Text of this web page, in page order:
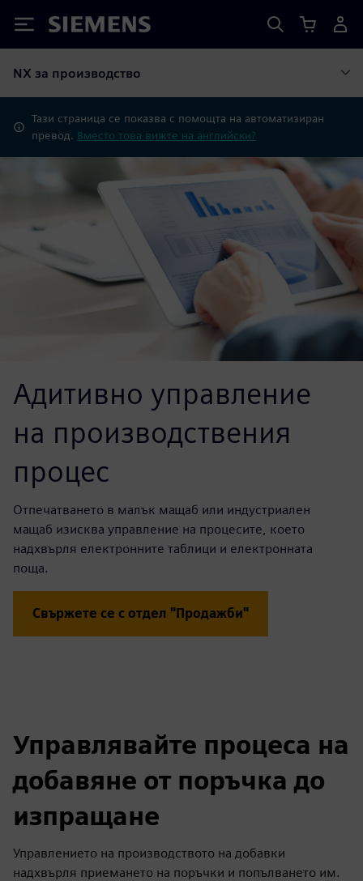
Siemens
NX за производство
Тази страница се показва с помощта на автоматизиран
превод. Вместо това вижте на английски?
Адитивно управление
на производствения
процес
Отпечатването в малък мащаб или индустриален
мащаб изисква управление на процесите, което
надхвърля електронните таблици и електронната
поща.
Свържете се с отдел "Продажби"
Управлявайте процеса на
добавяне от поръчка до
изпращане
Управлението на производството на добавки
надхвърля приемането на поръчки и попълването им.